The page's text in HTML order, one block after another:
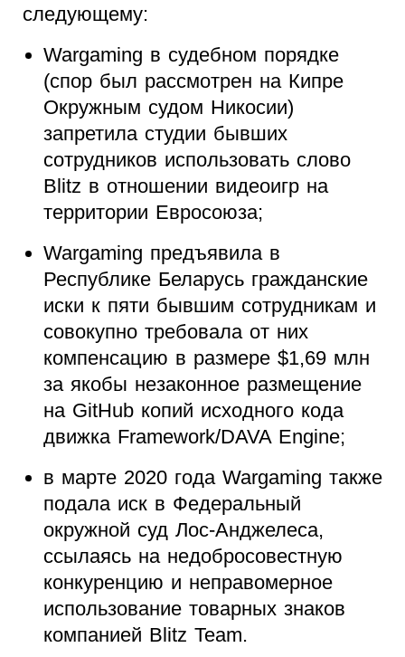
следующему:
Wargaming в судебном порядке
(спор был рассмотрен на Кипре
Окружным судом Никосии)
запретила студии бывших
сотрудников использовать слово
Blitz в отношении видеоигр на
территории Евросоюза;
Wargaming предъявила в
Республике Беларусь гражданские
иски к пяти бывшим сотрудникам и
совокупно требовала от них
компенсацию в размере $1,69 млн
за якобы незаконное размещение
на GitHub копий исходного кода
движка Framework/DAVA Engine;
в марте 2020 года Wargaming также
подала иск в Федеральный
окружной суд Лос-Анджелеса,
ссылаясь на недобросовестную
конкуренцию и неправомерное
использование товарных знаков
компанией Blitz Team.